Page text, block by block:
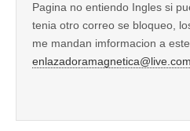
Pagina no entiendo Ingles si
tenia otro correo se bloqueo,
me mandan imformacion a
enlazadoramagnetica@live.com